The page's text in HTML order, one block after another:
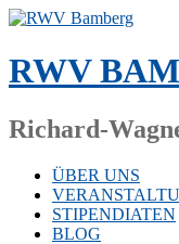
Zum
springen
RWV
Richard-
ÜBER UNS
STIPENDIATEN
BLOG